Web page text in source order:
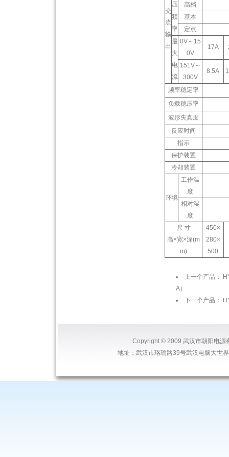
交
流
输
出
压
高档
频
率
基本
定点
最
大
电
流
0V～15
0V
17A
151V～
300V
8.5A
频率稳定率
负载稳压率
波形失真度
反应时间
指示
保护装置
冷却装置
环境
工作温
度
相对湿
度
尺 寸
高×宽×深(m
m)
450×
280×
500
上一个产品：
A）
下一个产品：
Copyright © 2009 武汉市朝阳电源
地址：武汉市珞瑜路39号武汉电脑大世